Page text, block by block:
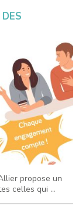
propose un
celles qui ...